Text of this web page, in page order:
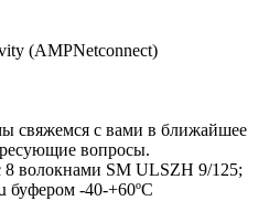
(AMPNetconnect)
свяжемся с вами в ближайшее
вопросы.